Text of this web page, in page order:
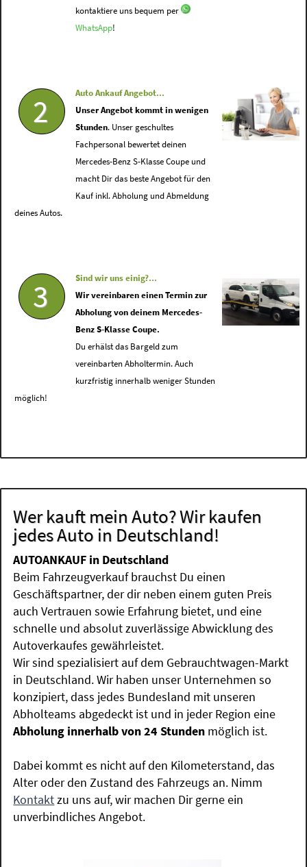
kontaktiere uns bequem per
WhatsApp!
2
Auto Ankauf Angebot...
Unser Angebot kommt in wenigen
Stunden. Unser geschultes
Fachpersonal bewertet deinen
Mercedes-Benz S-Klasse Coupe und
macht Dir das beste Angebot für den
Kauf inkl. Abholung und Abmeldung
deines Autos.
3
Sind wir uns einig?...
Wir vereinbaren einen Termin zur
Abholung von deinem Mercedes-
Benz S-Klasse Coupe.
Du erhälst das Bargeld zum
vereinbarten Abholtermin. Auch
kurzfristig innerhalb weniger Stunden
möglich!
Wer kauft mein Auto? Wir kaufen
jedes Auto in Deutschland!
AUTOANKAUF in Deutschland
Beim Fahrzeugverkauf brauchst Du einen
Geschäftspartner, der dir neben einem guten Preis
auch Vertrauen sowie Erfahrung bietet, und eine
schnelle und absolut zuverlässige Abwicklung des
Autoverkaufes gewährleistet.
Wir sind spezialisiert auf dem Gebrauchtwagen-Markt
in Deutschland. Wir haben unser Unternehmen so
konzipiert, dass jedes Bundesland mit unseren
Abholteams abgedeckt ist und in jeder Region eine
Abholung innerhalb von 24 Stunden möglich ist.
Dabei kommt es nicht auf den Kilometerstand, das
Alter oder den Zustand des Fahrzeugs an. Nimm
Kontaktzu uns auf, wir machen Dir gerne ein
unverbindliches Angebot.